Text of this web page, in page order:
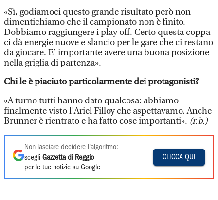
«Sì, godiamoci questo grande risultato però non
dimentichiamo che il campionato non è finito.
Dobbiamo raggiungere i play off. Certo questa coppa
ci dà energie nuove e slancio per le gare che ci restano
da giocare. E’ importante avere una buona posizione
nella griglia di partenza».
Chi le è piaciuto particolarmente dei protagonisti?
«A turno tutti hanno dato qualcosa: abbiamo
finalmente visto l’Ariel Filloy che aspettavamo. Anche
Brunner è rientrato e ha fatto cose importanti». (r.b.)
Non lasciare decidere l'algoritmo:
scegli Gazzetta di Reggio
per le tue notizie su Google
CLICCA QUI